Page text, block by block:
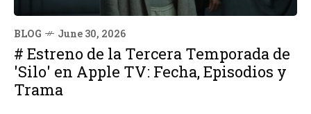
BLOG June 30, 2026
# Estreno de la Tercera Temporada de
'Silo' en Apple TV: Fecha, Episodios y
Trama